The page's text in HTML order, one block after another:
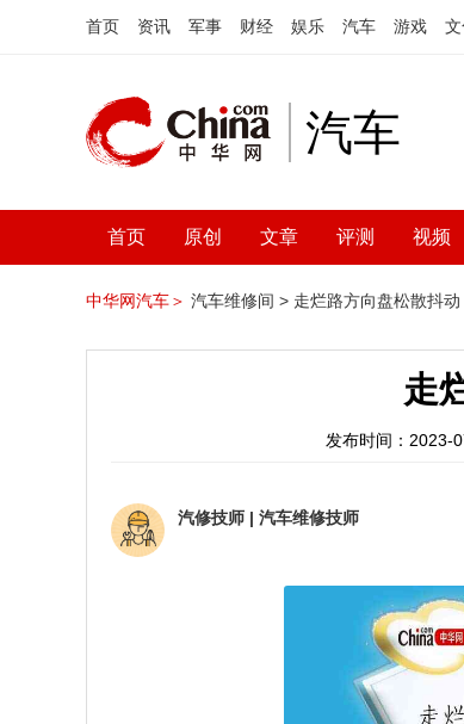
首页 资讯 军事 财经 娱乐 汽车 游戏
汽车
首页 原创 文章 评测 视频
中华网汽车＞ 汽车维修间 > 走烂路方向盘松散抖动
走
发布时间：2023-
汽修技师 | 汽车维修技师